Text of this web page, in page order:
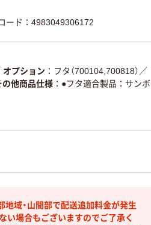
ード：4983049306172
オプション フタ（700104,700818） ／
の他商品仕様
●フタ適合製品：サンボ
地域・山間部で配送追加料金が発生
い場合もございますのでご了承く